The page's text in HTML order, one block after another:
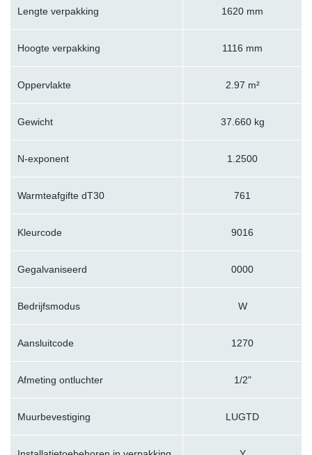
Lengte verpakking 1620 mm
Hoogte verpakking 1116 mm
Oppervlakte 2.97 m²
Gewicht 37.660 kg
N-exponent 1.2500
Warmteafgifte dT30 761
Kleurcode 9016
Gegalvaniseerd 0000
Bedrijfsmodus W
Aansluitcode 1270
Afmeting ontluchter 1/2"
Muurbevestiging LUGTD